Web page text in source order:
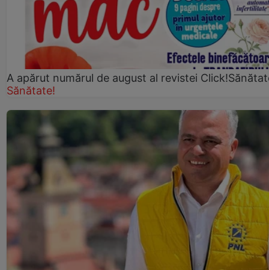
A apărut numărul de august al revistei
Sănătate!